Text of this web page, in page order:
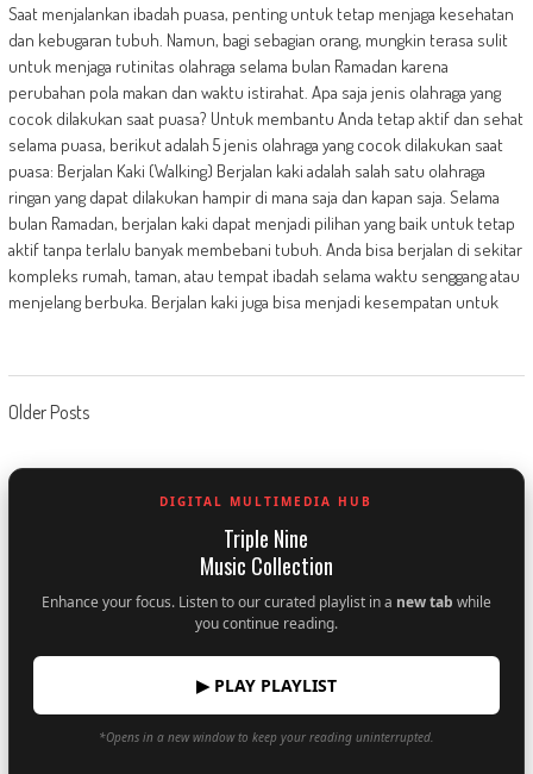
Saat menjalankan ibadah puasa, penting untuk tetap menjaga kesehatan
dan kebugaran tubuh. Namun, bagi sebagian orang, mungkin terasa sulit
untuk menjaga rutinitas olahraga selama bulan Ramadan karena
perubahan pola makan dan waktu istirahat. Apa saja jenis olahraga yang
cocok dilakukan saat puasa? Untuk membantu Anda tetap aktif dan sehat
selama puasa, berikut adalah 5 jenis olahraga yang cocok dilakukan saat
puasa: Berjalan Kaki (Walking) Berjalan kaki adalah salah satu olahraga
ringan yang dapat dilakukan hampir di mana saja dan kapan saja. Selama
bulan Ramadan, berjalan kaki dapat menjadi pilihan yang baik untuk tetap
aktif tanpa terlalu banyak membebani tubuh. Anda bisa berjalan di sekitar
kompleks rumah, taman, atau tempat ibadah selama waktu senggang atau
menjelang berbuka. Berjalan kaki juga bisa menjadi kesempatan untuk
Posts
navigation
Older Posts
DIGITAL MULTIMEDIA HUB
Triple Nine
Music Collection
Enhance your focus. Listen to our curated playlist in a new tab while
you continue reading.
▶ PLAY PLAYLIST
*Opens in a new window to keep your reading uninterrupted.